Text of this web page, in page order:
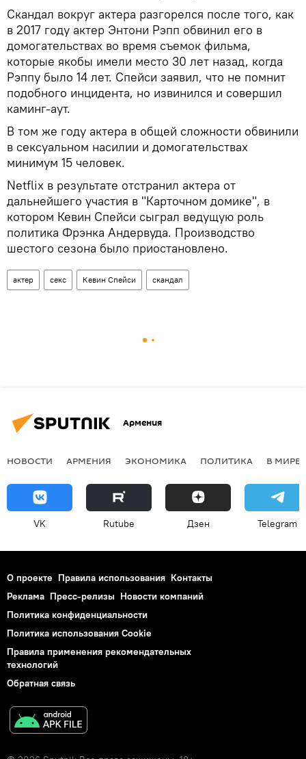
Скандал вокруг актера разгорелся после того, как
в 2017 году актер Энтони Рэпп обвинил его в
домогательствах во время съемок фильма,
которые якобы имели место 30 лет назад, когда
Рэппу было 14 лет. Спейси заявил, что не помнит
подобного инцидента, но извинился и совершил
каминг-аут.
В том же году актера в общей сложности обвинили
в сексуальном насилии и домогательствах
минимум 15 человек.
Netflix в результате отстранил актера от
дальнейшего участия в "Карточном домике", в
котором Кевин Спейси сыграл ведущую роль
политика Фрэнка Андервуда. Производство
шестого сезона было приостановлено.
актер секс Кевин Спейси скандал
Армения
НОВОСТИ АРМЕНИЯ ЭКОНОМИКА ПОЛИТИКА В МИРЕ
VK Rutube Дзен Telegram
О проекте Правила использования Контакты
Реклама Пресс-релизы Новости компаний
Политика конфиденциальности
Политика использования Cookie
Правила применения рекомендательных
технологий
Обратная связь